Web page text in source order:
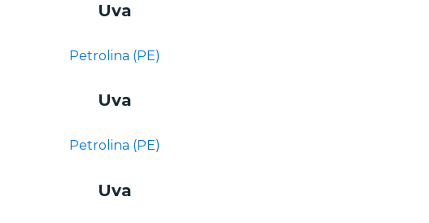
Uva
Petrolina (PE)
Uva
Petrolina (PE)
Uva